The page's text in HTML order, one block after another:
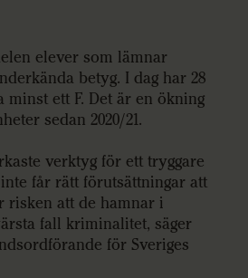
elever som lämnar
betyg. I dag har 28
minst ett F. Det är en ökning
sedan 2020/21.
verktyg för ett tryggare
får rätt förutsättningar att
risken att de hamnar i
fall kriminalitet, säger
för Sveriges